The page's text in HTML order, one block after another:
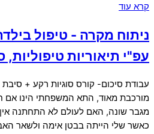
קרא עוד
ניתוח מקרה - טיפול
עפ"י תיאוריות טיפוליות,
עבודת סיכום- קורס סוגיות רקע +
מגבר שונה, האם לעולם לא התחתנה
כאשר שלי הייתה בבטן אימה ולשאר